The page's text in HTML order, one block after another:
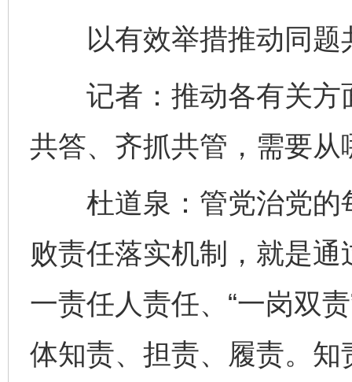
以有效举措推动同题
记者：推动各有关方
共答、齐抓共管，需要从
杜道泉：管党治党的
败责任落实机制，就是
一责任人责任、“一岗双
体知责、担责、履责。